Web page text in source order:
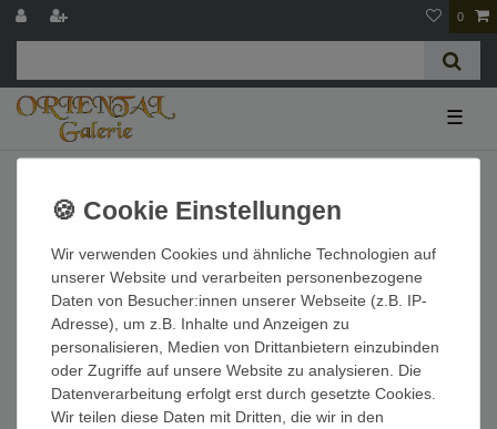
0
☰
Lampen
Filter
Wir verwenden Cookies und ähnliche Technologien auf
unserer Website und verarbeiten personenbezogene
Daten von Besucher:innen unserer Webseite (z.B. IP-
Adresse), um z.B. Inhalte und Anzeigen zu
personalisieren, Medien von Drittanbietern einzubinden
oder Zugriffe auf unsere Website zu analysieren. Die
Datenverarbeitung erfolgt erst durch gesetzte Cookies.
Wir teilen diese Daten mit Dritten, die wir in den